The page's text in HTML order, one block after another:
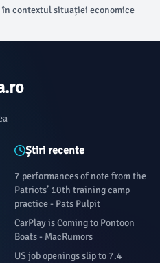
contextul situației economice
Știri recente
7 performances of note from the
Patriots’ 10th training camp
practice - Pats Pulpit
CarPlay is Coming to Pontoon
Boats - MacRumors
US job openings slip to 7.4